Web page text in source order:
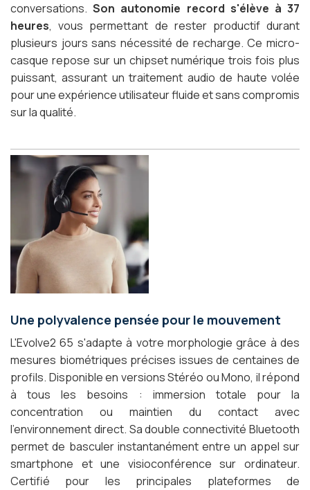
conversations.Son autonomie record s'élève à 37
heures, vous permettant de rester productif durant
plusieurs jours sans nécessité de recharge. Ce micro-
casque repose sur un chipset numérique trois fois plus
puissant, assurant un traitement audio de haute volée
pour une expérience utilisateur fluide et sans compromis
sur la qualité.
Une polyvalence pensée pour le mouvement
L'Evolve2 65 s'adapte à votre morphologie grâce à des
mesures biométriques précises issues de centaines de
profils. Disponible en versions Stéréo ou Mono, il répond
à tous les besoins : immersion totale pour la
concentration ou maintien du contact avec
l'environnement direct. Sa double connectivité Bluetooth
permet de basculer instantanément entre un appel sur
smartphone et une visioconférence sur ordinateur.
Certifié pour les principales plateformes de